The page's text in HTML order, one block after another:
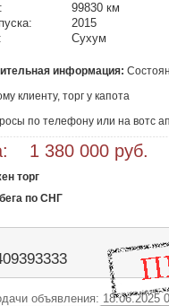
99830 км
2015
Сухум
информация:
клиенту, торг у капота
по телефону или на вотс
1 380 000 руб.
торг
по СНГ
объявления: 18.06.2025